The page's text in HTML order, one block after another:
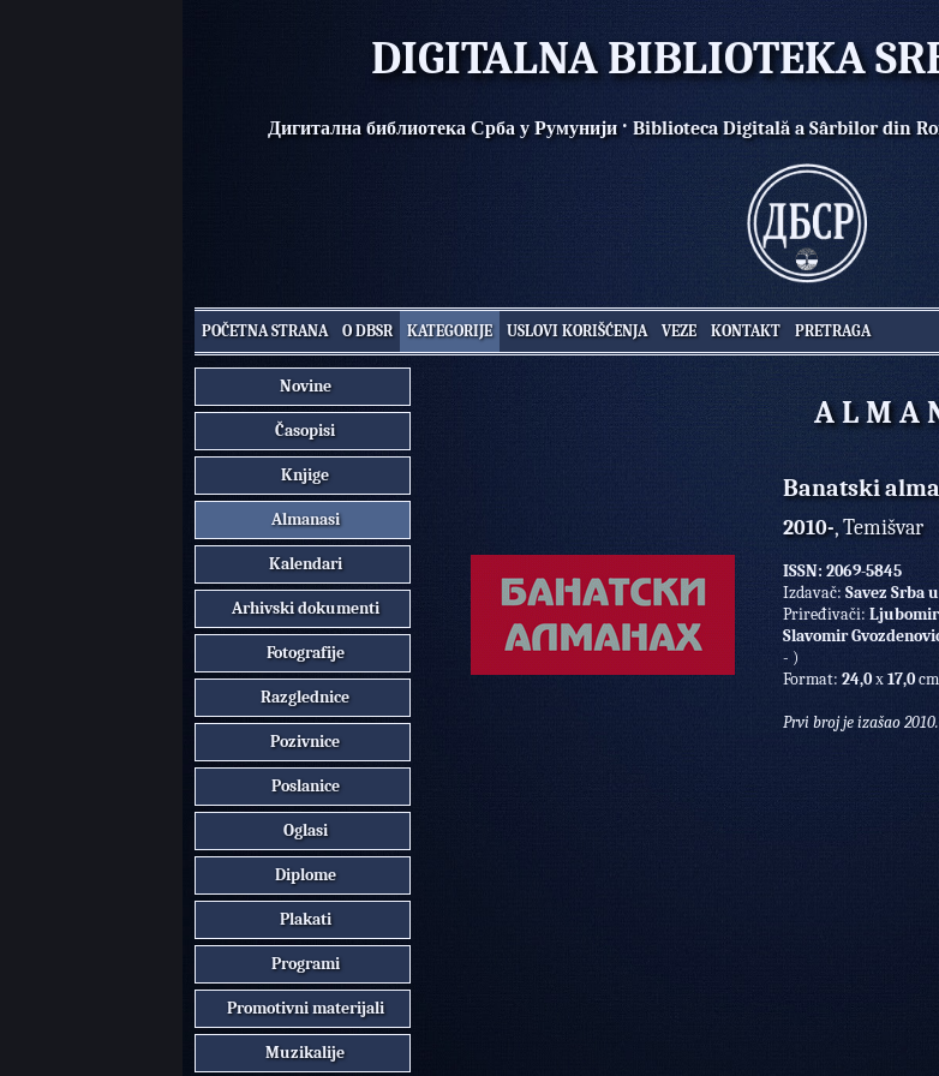
DIGITALNA BIBLIOTEKA
Дигитална библиотека Срба у Румунији· Biblioteca Digitală a Sârbilor din
POČETNA STRANA O DBSR KATEGORIJE USLOVI KORIŠĆENJA VEZE KONTAKT PRETRAGA
Novine
Časopisi
Knjige
Almanasi
Kalendari
Arhivski dokumenti
Fotografije
Razglednice
Pozivnice
Poslanice
Oglasi
Diplome
Plakati
Programi
Promotivni materijali
Muzikalije
A L M A
Banatski
2010-, Temišvar
ISSN: 2069-5845
Izdavač: Savez Srba
Priređivači: Ljubomir
Slavomir
- )
Format: 24,0х17,0
Prvi broj je izašao